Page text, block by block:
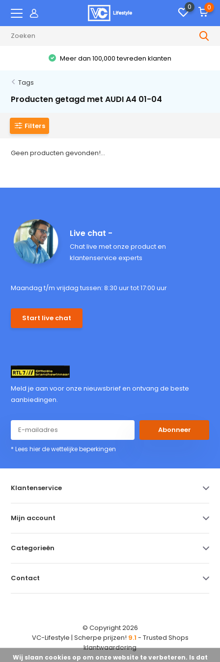
0 0
Meer dan 100,000 tevreden klanten
Tags
Producten getagd met AUDI A4 01-04
Filters
Geen producten gevonden!...
Live chat -
Chat live met onze product en
klantenservice experts
Maandag t/m vrijdag tussen: 8:30 uur tot 17:00 uur
Start live chat
Meld je aan voor onze nieuwsbrief en ontvang de beste
aanbiedingen.
Abonneer
* Lees hier de wettelijke beperkingen
Klantenservice
Mijn account
Categorieën
Contact
© Copyright 2026
VC-Lifestyle | Scherpe prijzen! 9.1 - Trusted Shops
klantwaardering
Wij slaan cookies op om onze website te verbeteren. Is dat